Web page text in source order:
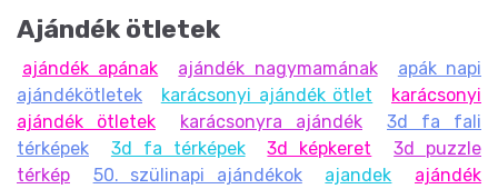
Ajándék ötletek
ajándék apának ajándék nagymamának
apák napi
ajándékötletek
karácsonyi ajándék ötlet
karácsonyi
ajándék ötletek
karácsonyra ajándék
3d fa fali
térképek
3d fa térképek 3d képkeret
3d puzzle
térkép
50. szülinapi ajándékok ajandek
ajándék